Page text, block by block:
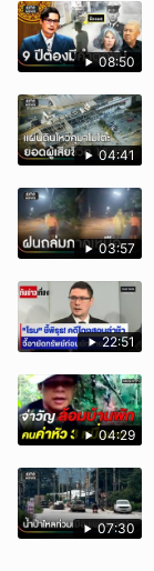
08:50
04:41
03:57
22:51
04:29
07:30